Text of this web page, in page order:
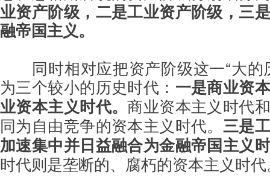
业资产阶级，二是工业资产阶级，三
融帝国主义。
同时相对应把资产阶级这一“大
为三个较小的历史时代： 一是商业资
业资本主义时代。商业资本主义时代
同为自由竞争的资本主义时代。 三是
加速集中并日益融合为金融帝国主义
时代则是垄断的、腐朽的资本主义时